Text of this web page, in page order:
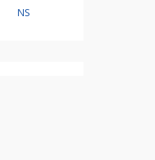
NS